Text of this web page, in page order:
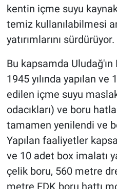
kentin içme suyu
temiz kullanılabilmesi
yatırımlarını sürdürüyor.
Bu kapsamda Uludağ'ın
1945 yılında yapılan ve
edilen içme suyu
odacıkları) ve boru
tamamen yenilendi ve
Yapılan faaliyetler
ve 10 adet box imalatı
çelik boru, 560 metre
metre FDK boru hattı